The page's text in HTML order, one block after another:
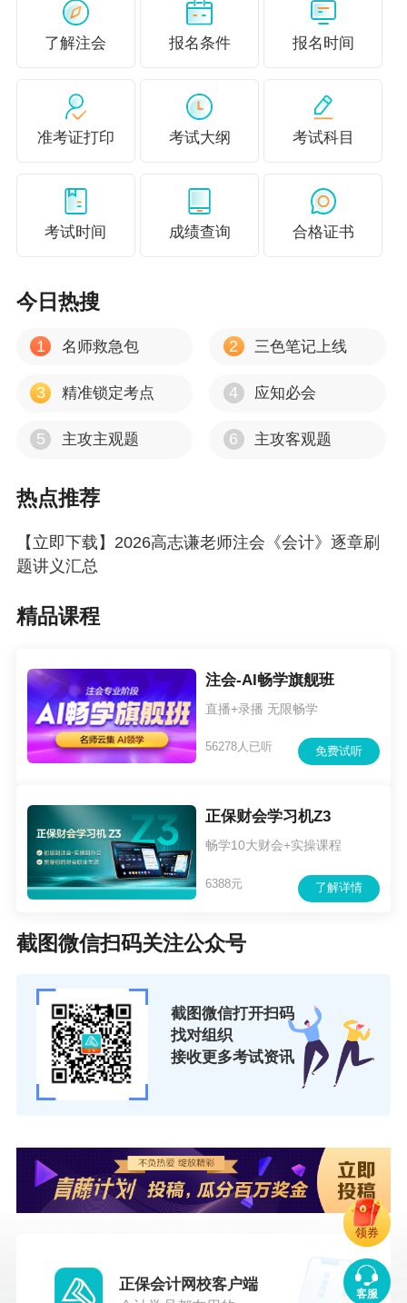
【师资介绍】
数十年来一直从事注会、中级会计职称、初级会
计职称辅导工作，担任“梦想成真”辅导丛书中级会
讲解课程引入案例，生动形象凝练知识点，习题
分析简洁明了，擅于利用段子，让你在大笑中学
重点难点在笑谈中掌握，实在是妙！
【老师寄语】
知识决定人生的高度，资格度量知识的尺度。我
愿与您携手锻造这把金尺！
了解注会 报名条件 报名时间
准考证打印 考试大纲 考试科目
考试时间 成绩查询 合格证书
今日热搜
1 名师救急包 2 三色笔记上线
3 精准锁定考点 4 应知必会
5 主攻主观题 6 主攻客观题
热点推荐
【立即下载】2026高志谦老师注会《会计》逐章刷
题讲义汇总
精品课程
注会-AI畅学旗舰班
直播+录播 无限畅学
免费试听
56278人已听
正保财会学习机Z3
畅学10大财会+实操课程
了解详情
6388元
截图微信扫码关注公众号
截图微信打开扫码
找对组织
接收更多考试资讯
正保会计网校客户端
客服
领券